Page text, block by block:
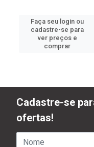
Faça seu login ou
cadastre-se para
ver preços e
comprar
Cadastre-se
ofertas!